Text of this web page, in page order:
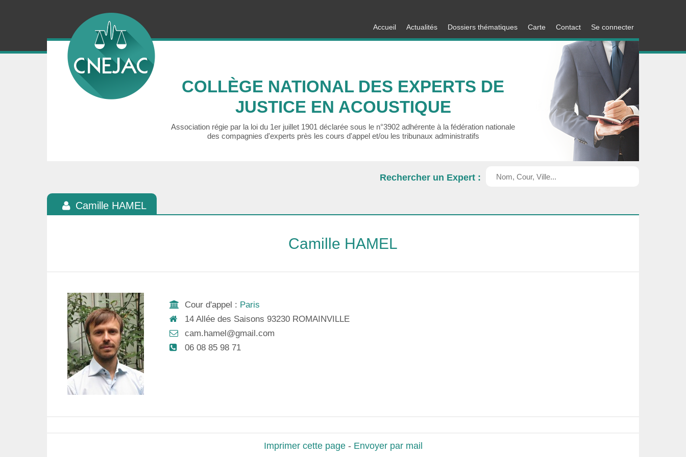
Accueil Actualités Dossiers thématiques Carte Contact Se connecter
COLLÈGE NATIONAL DES EXPERTS DE
JUSTICE EN ACOUSTIQUE
Association régie par la loi du 1er juillet 1901 déclarée sous le n°3902 adhérente à la fédération nationale
des compagnies d'experts près les cours d'appel et/ou les tribunaux administratifs
Rechercher un Expert :
Camille HAMEL
Camille HAMEL
Cour d'appel : Paris
14 Allée des Saisons 93230 ROMAINVILLE
cam.hamel@gmail.com
06 08 85 98 71
Imprimer cette page- Envoyer par mail